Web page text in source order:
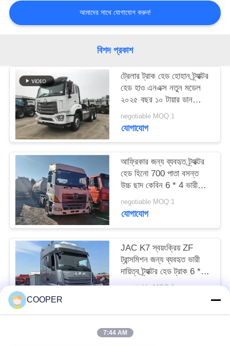
আবেদন
ম্যাপ
গোপনীয়তা
নীতি
আমাদের সাথে যোগাযোগ করুন!
বিশদ প্রকাশ
ট্রেলার ট্রাক হেড হোহান ট্র্যাক্টর
হেড হাও এনএক্স নতুন মডেল
২০২৫ বছর ১০ টায়ার ডান
হাতের ড্রাইভ
negotiable MOQ:1
যোগাযোগ
আফ্রিকার জন্য ব্যবহৃত ট্র্যাক্টর
হেড হিনো 700 পাতা বসন্ত
উচ্চ ছাদ কেবিন 6 * 4 ভারী
দায়িত্ব ট্রাক টেকসই
negotiable MOQ:1
যোগাযোগ
JAC K7 স্বয়ংক্রিয় ZF
ট্রান্সমিশন জন্য ব্যবহৃত ভারী
দায়িত্ব ট্র্যাক্টর হেড ট্রাক 6 * 4
স্লিপার সঙ্গে 540hp
negotiable MOQ:1
COOPER
7:44 AM